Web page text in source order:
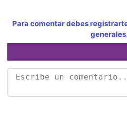
Para comentar debes